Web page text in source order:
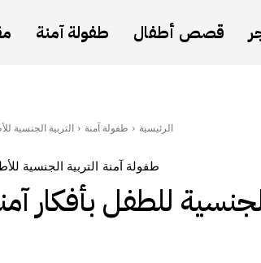
قصص أطفال طفولة آمنة
الرئيسية طفولة آمنة التربية الجنسية
طفولة آمنة التربية الجنسية
للطفل بأفكار